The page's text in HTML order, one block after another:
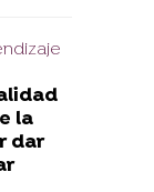
la
dar